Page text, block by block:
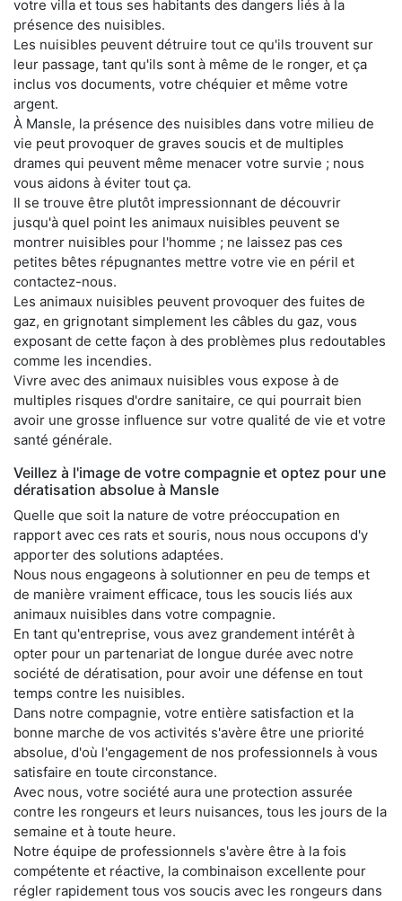
votre villa et tous ses habitants des dangers liés à la
présence des nuisibles.
Les nuisibles peuvent détruire tout ce qu'ils trouvent sur
leur passage, tant qu'ils sont à même de le ronger, et ça
inclus vos documents, votre chéquier et même votre
argent.
À Mansle, la présence des nuisibles dans votre milieu de
vie peut provoquer de graves soucis et de multiples
drames qui peuvent même menacer votre survie ; nous
vous aidons à éviter tout ça.
Il se trouve être plutôt impressionnant de découvrir
jusqu'à quel point les animaux nuisibles peuvent se
montrer nuisibles pour l'homme ; ne laissez pas ces
petites bêtes répugnantes mettre votre vie en péril et
contactez-nous.
Les animaux nuisibles peuvent provoquer des fuites de
gaz, en grignotant simplement les câbles du gaz, vous
exposant de cette façon à des problèmes plus redoutables
comme les incendies.
Vivre avec des animaux nuisibles vous expose à de
multiples risques d'ordre sanitaire, ce qui pourrait bien
avoir une grosse influence sur votre qualité de vie et votre
santé générale.
Veillez à l'image de votre compagnie et optez pour une
dératisation absolue à Mansle
Quelle que soit la nature de votre préoccupation en
rapport avec ces rats et souris, nous nous occupons d'y
apporter des solutions adaptées.
Nous nous engageons à solutionner en peu de temps et
de manière vraiment efficace, tous les soucis liés aux
animaux nuisibles dans votre compagnie.
En tant qu'entreprise, vous avez grandement intérêt à
opter pour un partenariat de longue durée avec notre
société de dératisation, pour avoir une défense en tout
temps contre les nuisibles.
Dans notre compagnie, votre entière satisfaction et la
bonne marche de vos activités s'avère être une priorité
absolue, d'où l'engagement de nos professionnels à vous
satisfaire en toute circonstance.
Avec nous, votre société aura une protection assurée
contre les rongeurs et leurs nuisances, tous les jours de la
semaine et à toute heure.
Notre équipe de professionnels s'avère être à la fois
compétente et réactive, la combinaison excellente pour
régler rapidement tous vos soucis avec les rongeurs dans